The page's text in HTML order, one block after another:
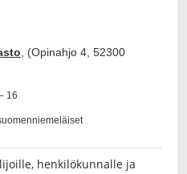
henkilökunnalle ja